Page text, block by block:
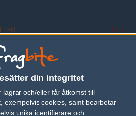
din integritet
lagrar och/eller får åtkomst till
exempelvis cookies, samt bearbetar
unika identifierare och
16-6